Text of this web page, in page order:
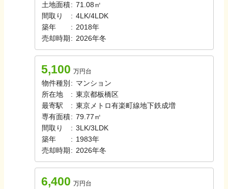
土地面積: 71.08㎡
間取り
: 4LK/4LDK
築年
: 2018年
売却時期 : 2026年冬
5,100 万円台
物件種別 : マンション
所在地
: 東京都板橋区
最寄駅
: 東京メトロ有楽町線地下鉄成増
専有面積: 79.77㎡
間取り
: 3LK/3LDK
築年
: 1983年
売却時期 : 2026年冬
6,400 万円台